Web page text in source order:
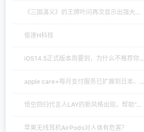
《三国演义》的王牌叶问再次显示出强大...
俊達H科技
iOS14.5正式版本周要到，为什么不推荐你...
apple care+每月支付服务已扩展到日本、...
悟空回归代言人LAY的新风格出现，帮助“...
苹果无线耳机AirPods对人体有危害？